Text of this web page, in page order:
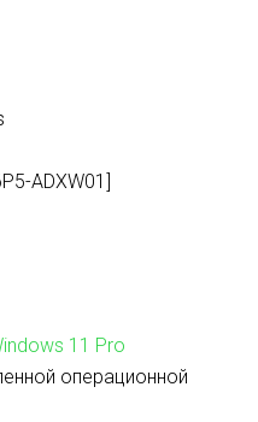
ADXW01]
11 Pro
операционной